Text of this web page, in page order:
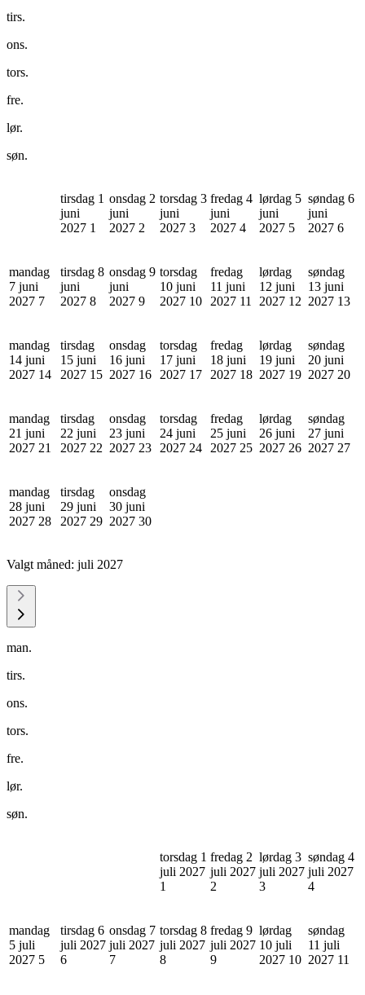
tirs.
ons.
tors.
fre.
lør.
søn.
tirsdag 1
juni
2027 1
onsdag 2
juni
2027 2
torsdag 3
juni
2027 3
fredag 4
juni
2027 4
lørdag 5
juni
2027 5
søndag 6
juni
2027 6
mandag
7 juni
2027 7
tirsdag 8
juni
2027 8
onsdag 9
juni
2027 9
torsdag
10 juni
2027 10
fredag
11 juni
2027 11
lørdag
12 juni
2027 12
søndag
13 juni
2027 13
mandag
14 juni
2027 14
tirsdag
15 juni
2027 15
onsdag
16 juni
2027 16
torsdag
17 juni
2027 17
fredag
18 juni
2027 18
lørdag
19 juni
2027 19
søndag
20 juni
2027 20
mandag
21 juni
2027 21
tirsdag
22 juni
2027 22
onsdag
23 juni
2027 23
torsdag
24 juni
2027 24
fredag
25 juni
2027 25
lørdag
26 juni
2027 26
søndag
27 juni
2027 27
mandag
28 juni
2027 28
tirsdag
29 juni
2027 29
onsdag
30 juni
2027 30
Valgt måned: juli 2027
man.
tirs.
ons.
tors.
fre.
lør.
søn.
torsdag 1
juli 2027
1
fredag 2
juli 2027
2
lørdag 3
juli 2027
3
søndag 4
juli 2027
4
mandag
5 juli
2027 5
tirsdag 6
juli 2027
6
onsdag 7
juli 2027
7
torsdag 8
juli 2027
8
fredag 9
juli 2027
9
lørdag
10 juli
2027 10
søndag
11 juli
2027 11